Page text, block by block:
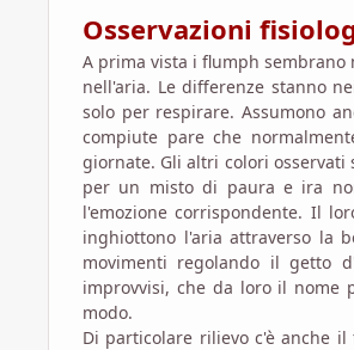
Osservazioni
A prima vista i flumph
nell'aria. Le differenze stanno
solo per respirare. Assumono
compiute pare che
giornate. Gli altri colori
per un misto di paura e ira
l'emozione corrispondente. Il
inghiottono l'aria attraverso la
movimenti regolando il getto
improvvisi, che da loro il nome
modo.
Di particolare rilievo c'è anche